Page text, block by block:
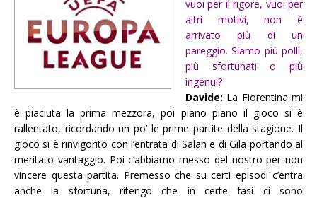
vuoi per il rigore, vuoi per
altri motivi, non è
arrivato più di un
pareggio. Siamo più polli,
più sfortunati o più
ingenui?
Davide: La Fiorentina mi
è piaciuta la prima mezzora, poi piano piano il gioco si è
rallentato, ricordando un po’ le prime partite della stagione. Il
gioco si è rinvigorito con l’entrata di Salah e di Gila portando al
meritato vantaggio. Poi c’abbiamo messo del nostro per non
vincere questa partita. Premesso che su certi episodi c’entra
anche la sfortuna, ritengo che in certe fasi ci sono